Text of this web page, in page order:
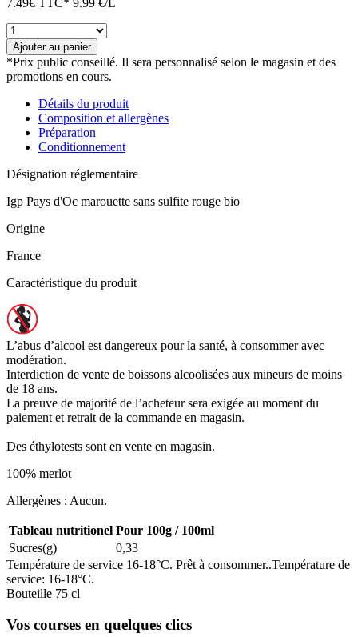
quantité
de
IGP
OC
rouge
marouette
sulfite
Ajouter au panier
*Prix public conseillé. Il sera personnalisé selon le magasin et des
promotions en cours.
Détails du produit
Composition et allergènes
Préparation
Conditionnement
Désignation réglementaire
Igp Pays d'Oc marouette sans sulfite rouge bio
Origine
France
Caractéristique du produit
L’abus d’alcool est dangereux pour la santé, à consommer avec
modération.
Interdiction de vente de boissons alcoolisées aux mineurs de moins
de 18 ans.
La preuve de majorité de l’acheteur sera exigée au moment du
paiement et retrait de la commande en magasin.
Des éthylotests sont en vente en magasin.
100% merlot
Allergènes : Aucun.
Tableau nutritionel Pour 100g / 100ml
Sucres(g)
0,33
Température de service 16-18°C. Prêt à consommer..Température de
service: 16-18°C.
Bouteille 75 cl
Vos courses en quelques clics